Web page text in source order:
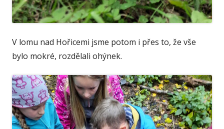
V lomu nad Hořicemi jsme potom i přes to, že vše
bylo mokré, rozdělali ohýnek.